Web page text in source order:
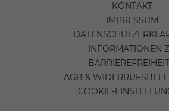
KONTAKT
IMPRESSUM
INFORMATIONEN
BARRIEREFREIHEIT
AGB &
COOKIE-